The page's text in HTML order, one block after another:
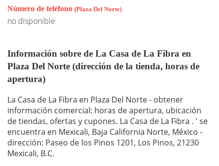
Número de teléfono (Plaza Del Norte)
no disponible
Información sobre de La Casa de La Fibra en
Plaza Del Norte (dirección de la tienda, horas de
apertura)
La Casa de La Fibra en Plaza Del Norte - obtener
información comercial: horas de apertura, ubicación
de tiendas, ofertas y cupones. La Casa de La Fibra . ' se
encuentra en Mexicali, Baja California Norte, México -
dirección: Paseo de los Pinos 1201, Los Pinos, 21230
Mexicali, B.C.